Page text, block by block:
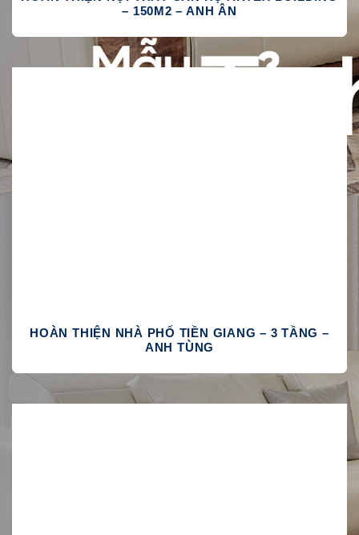
– 150M2 – ANH ÂN
HOÀN THIỆN NHÀ PHỐ TIỀN GIANG – 3 TẦNG –
ANH TÙNG